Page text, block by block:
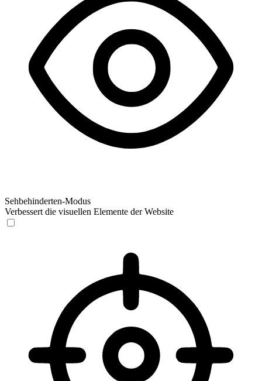
Sehbehinderten-Modus
Verbessert die visuellen Elemente der Website